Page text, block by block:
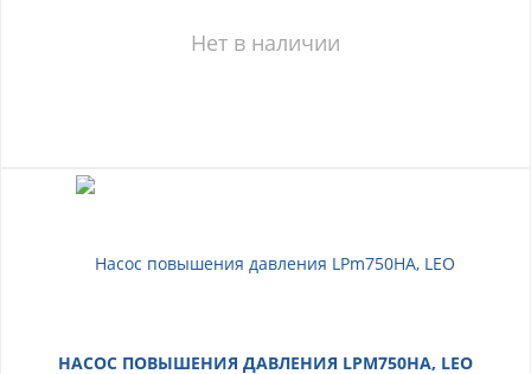
Нет в наличии
НАСОС ПОВЫШЕНИЯ ДАВЛЕНИЯ LPM750HA, LEO